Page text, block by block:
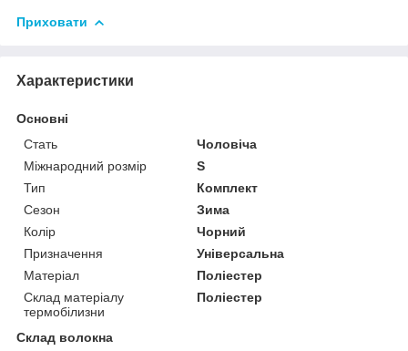
Приховати
Характеристики
Основні
Стать
Чоловіча
Міжнародний розмір
S
Тип
Комплект
Сезон
Зима
Колір
Чорний
Призначення
Універсальна
Матеріал
Поліестер
Склад матеріалу
термобілизни
Поліестер
Склад волокна